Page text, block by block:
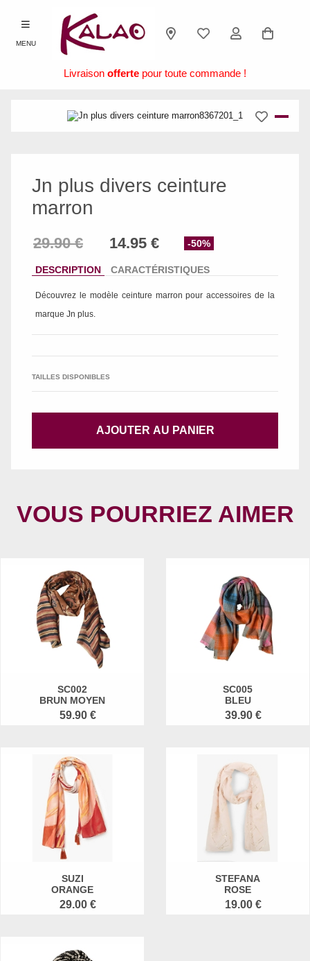
MENU
Livraison offerte pour toute commande !
Jn plus divers ceinture
marron
-50%
DESCRIPTION CARACTÉRISTIQUES
Découvrez le modèle ceinture marron pour accessoires de la
marque Jn plus
TAILLES DISPONIBLES
AJOUTER AU PANIER
VOUS POURRIEZ AIMER
SC002
BRUN MOYEN
59.90 €
SC005
BLEU
39.90 €
SUZI
ORANGE
29.00 €
STEFANA
ROSE
19.00 €